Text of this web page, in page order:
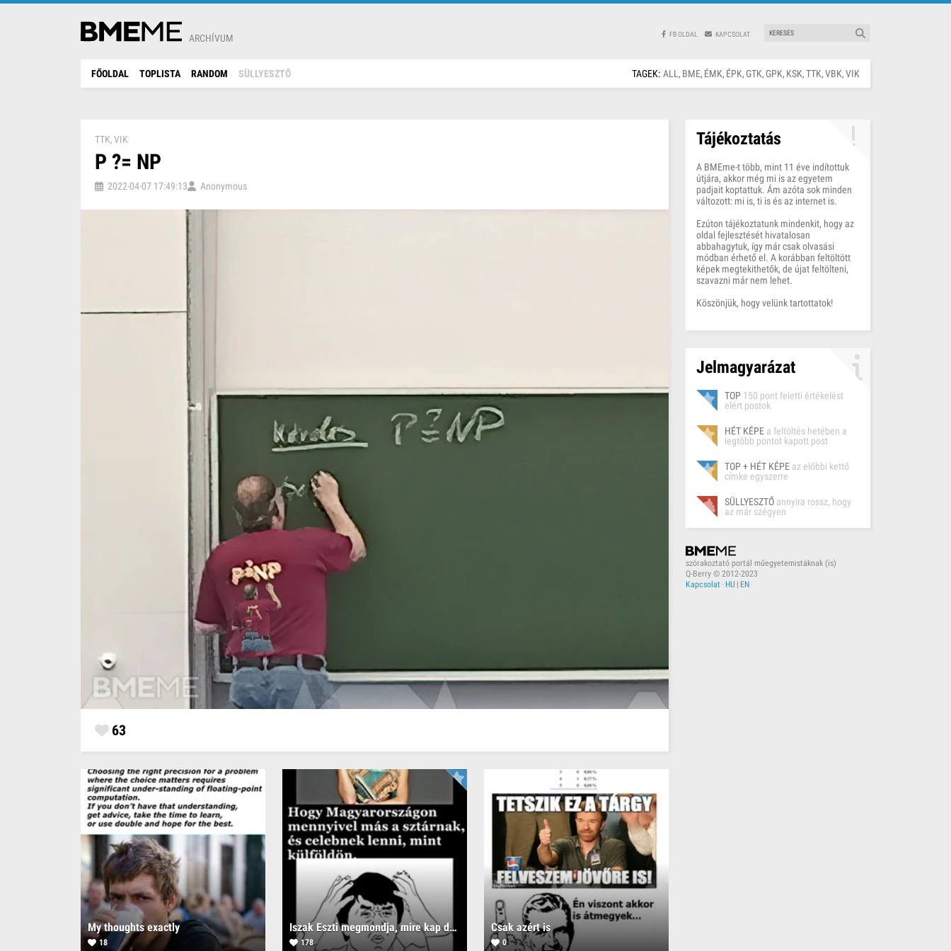
ARCHÍVUM FB OLDAL KAPCSOLAT
FŐOLDAL TOPLISTA RANDOM SÜLLYESZTŐ TAGEK: ALL BME ÉMK ÉPK GTK GPK KSK TTK VBK VIK
TTK VIK
P ?= NP
2022-04-07 17:49:13 Anonymous
63
My thoughts exactly
18
Iszak Eszti megmondja, mire kap diplomát XD
178
Csak azért is
0
Tájékoztatás
A BMEme-t több, mint 11 éve indítottuk
útjára, akkor még mi is az egyetem
padjait koptattuk. Ám azóta sok minden
változott: mi is, ti is és az internet is.
Ezúton tájékoztatunk mindenkit, hogy az
oldal fejlesztését hivatalosan
abbahagytuk, így már csak olvasási
módban érhető el. A korábban feltöltött
képek megtekithetők, de újat feltölteni,
szavazni már nem lehet.
Köszönjük, hogy velünk tartottatok!
Jelmagyarázat
TOP 150 pont feletti értékelést
elért postok
HÉT KÉPE a feltöltés hetében a
legtöbb pontot kapott post
TOP + HÉT KÉPE az előbbi kettő
címke egyszerre
SÜLLYESZTŐ annyira rossz, hogy
az már szégyen
szórakoztató portál műegyetemistáknak (is)
Q-Berry © 2012-2023
Kapcsolat · HU | EN